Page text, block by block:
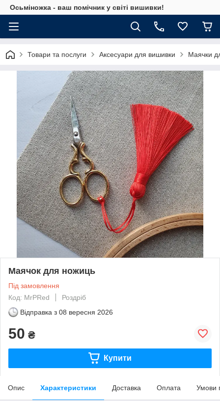
Осьміножка - ваш помічник у світі вишивки!
Товари та послуги Аксесуари для вишивки Маячки
Маячок для ножиць
Під замовлення
Код: MrPRed
Роздріб
Відправка з 08 вересня 2026
50 ₴
Купити
Опис Характеристики Доставка Оплата Умови